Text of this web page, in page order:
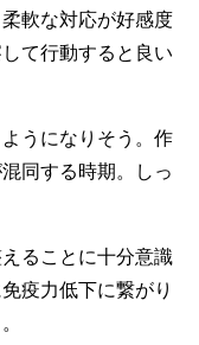
軟な対応が好感度
て行動すると良い
うになりそう。作
同する時期。しっ
ることに十分意識
疫力低下に繋がり